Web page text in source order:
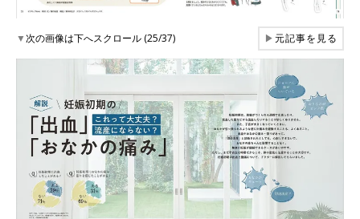
▼次の画像は下へスクロール (25/37) ▶元記事を見る